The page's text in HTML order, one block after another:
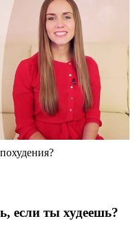
если ты худеешь?